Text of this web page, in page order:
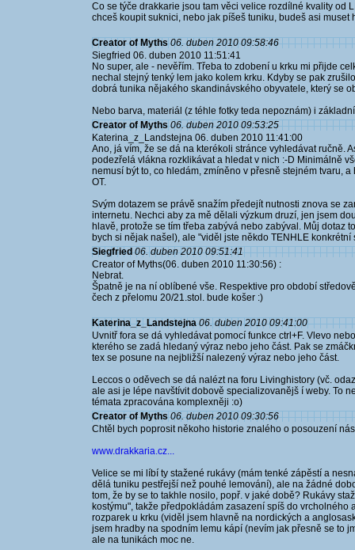
Co se týče drakkarie jsou tam věci velice rozdílné kvality od
chceš koupit suknici, nebo jak píšeš tuniku, budeš asi muset
Creator of Myths 06. duben 2010 09:58:46
Siegfried 06. duben 2010 11:51:41
No super, ale - nevěřím. Třeba to zdobení u krku mi přijde
nechal stejný tenký lem jako kolem krku. Kdyby se pak
dobrá tunika nějakého skandinávského obyvatele, který se
Nebo barva, materiál (z téhle fotky teda nepoznám) i
Creator of Myths 06. duben 2010 09:53:25
Katerina_z_Landstejna 06. duben 2010 11:41:00
Ano, já vím, že se dá na kterékoli stránce vyhledávat ručně.
podezřelá vlákna rozklikávat a hledat v nich :-D Minimálně
nemusí být to, co hledám, zmíněno v přesně stejném tvaru,
OT.
Svým dotazem se právě snažím předejít nutnosti znova se
internetu. Nechci aby za mě dělali výzkum druzí, jen jsem
hlavě, protože se tím třeba zabývá nebo zabýval. Můj dotaz
bych si nějak našel), ale "viděl jste někdo TENHLE
Siegfried 06. duben 2010 09:51:41
Creator of Myths(06. duben 2010 11:30:56) :
Nebrat.
Špatně je na ní oblíbené vše. Respektive pro období
čech z přelomu 20/21.stol. bude košer :)
Katerina_z_Landstejna 06. duben 2010 09:41:00
Uvnitř fora se dá vyhledávat pomocí funkce ctrl+F. Vlevo
kterého se zadá hledaný výraz nebo jeho část. Pak se
tex se posune na nejbližší nalezený výraz nebo jeho část.
Leccos o oděvech se dá nalézt na foru Livinghistory (vč.
ale asi je lépe navštívit dobově specializovanějš í weby. To
témata zpracována komplexněji :o)
Creator of Myths 06. duben 2010 09:30:56
Chtěl bych poprosit někoho historie znalého o posouzení
www.drakkaria.cz...
Velice se mi líbí ty stažené rukávy (mám tenké zápěstí a
dělá tuniku pestřejší než pouhé lemování), ale na žádné
tom, že by se to takhle nosilo, popř. v jaké době? Rukávy
kostýmu", takže předpokládám zasazení spíš do
rozparek u krku (viděl jsem hlavně na nordických a
jsem hradby na spodním lemu kápí (nevím jak přesně se to
ale na tunikách moc ne.